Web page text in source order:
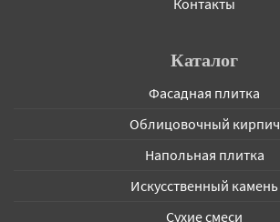
Контакты
Каталог
Фасадная плитка
Облицовочный кирпич
Напольная плитка
Искусственный камень
Сухие смеси